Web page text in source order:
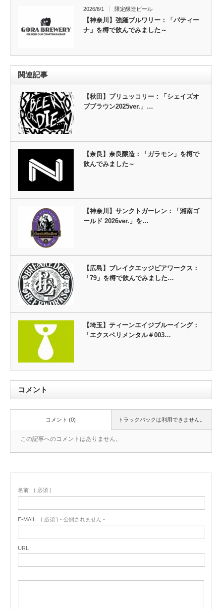
2026/8/1 限定醸造ビール
【神奈川】強羅ブルワリー：「パティー
ナ」を樽で飲んでみました～
関連記事
【秋田】ブリュッコリー：「シェイズオ
ブブラウン2025ver.」…
【奈良】奈良醸造：「ガラモン」を樽で
飲んでみました～
【神奈川】サンクトガーレン：「湘南ゴ
ールド 2026ver.」を…
【広島】ブレイクエッジビアワークス：
「79」を樽で飲んでみました…
【埼玉】ティーンエイジブルーイング：
「エクスペリメンタル＃003…
コメント
トラックバックは利用できません。
コメント (0)
この記事へのコメントはありません。
名前 ( 必須 )
E-MAIL ( 必須 ) - 公開されません -
URL